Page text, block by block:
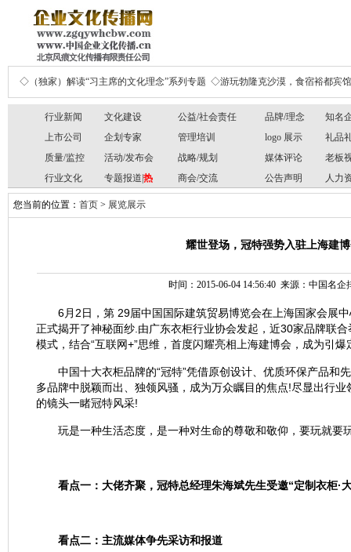
◇（独家）解读“习主席的文化理念”系列专题 ◇游玩勃隆克沙漠，食宿裕都宾馆
行业新闻 文化建设 公益/社会责任 品牌/理念
知名
上市公司
企划专家 管理培训 logo 展示
礼品
质量/监控
活动/发布会 战略/规划 媒体评论
老板
行业文化
专题报道| 热 商会/交流 公告声明 人力
您当前的位置： 首页 > 展览展示
耀世登场，冠特强势入驻上海建
时间：2015-06-04 14:56:40 来源：中国名
6月2日，第 29届中国国际建筑贸易博览会在上海国家会展中
正式揭开了神秘面纱.由广东衣柜行业协会发起，近30家品牌联合
模式，结合“互联网+”思维，首度闪耀亮相上海建博会，成为引
中国十大衣柜品牌的“冠特”凭借原创设计、优质环保产品和
多品牌中脱颖而出、独领风骚，成为万众瞩目的焦点!尽显出行
的镜头一睹冠特风采!
玩是一种生活态度，是一种对生命的尊敬和敬仰，要玩就要
看点一：大佬齐聚，冠特总经理朱海斌先生受邀“定制衣柜·
看点二：主流媒体争先采访和报道